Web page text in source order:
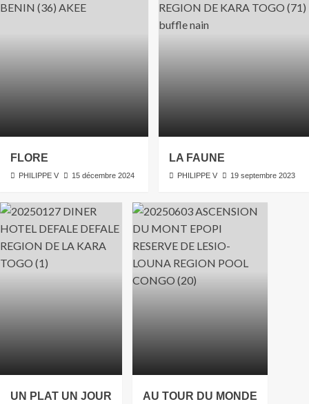
FLORE
PHILIPPE V 15 décembre 2024
LA FAUNE
PHILIPPE V 19 septembre 2023
UN PLAT UN JOUR AU TOUR DU MONDE